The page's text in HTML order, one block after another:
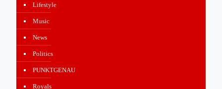
Lifestyle
Music
News
Politics
PUNKTGENAU
Royals